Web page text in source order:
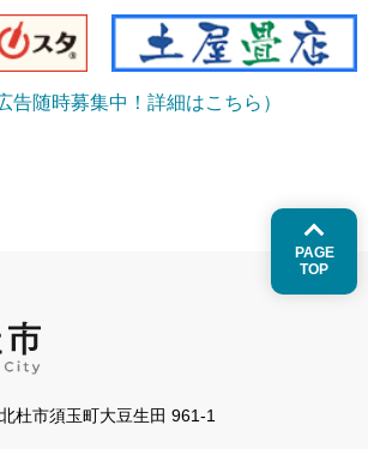
告随時募集中！詳細はこちら）
PAGE
TOP
杜市須玉町大豆生田 961-1